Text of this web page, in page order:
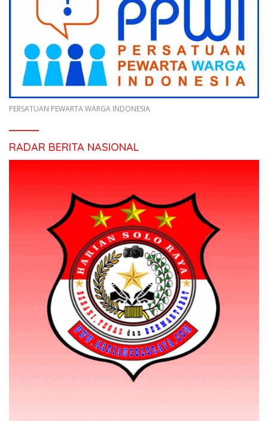
PERSATUAN PEWARTA WARGA INDONESIA
RADAR BERITA NASIONAL